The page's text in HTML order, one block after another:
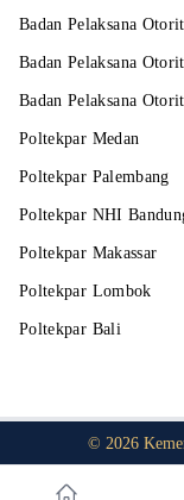
Badan Pelaksana
Badan Pelaksana
Badan Pelaksana
Poltekpar Medan
Poltekpar Palembang
Poltekpar NHI
Poltekpar Makassar
Poltekpar Lombok
Poltekpar Bali
© 2026